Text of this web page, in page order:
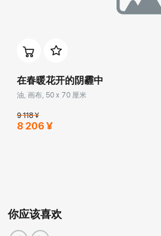
在春暖花开的阴霾中
油, 画布, 50 x 70 厘米
9 118 ¥
8 206 ¥
你应该喜欢